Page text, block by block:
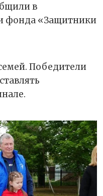
в
фонда «Защитники
Победители